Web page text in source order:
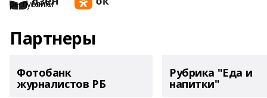
Партнеры
Фотобанк
журналистов РБ
Рубрика "Еда и
напитки"